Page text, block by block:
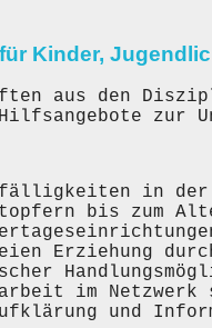
Kinder,
aus den
zur
in der
bis zum
Erziehung
im
und